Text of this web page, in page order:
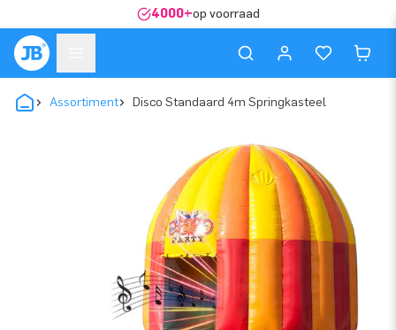
4000+op voorraad
Assortiment Disco Standaard 4m Springkasteel